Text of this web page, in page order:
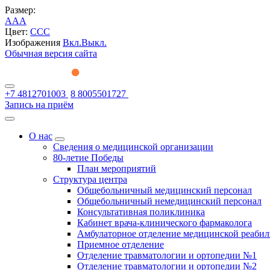
Размер:
AAA
Цвет: CCC
Изображения Вкл.Выкл.
Обычная версия сайта
+7 4812701003 8 8005501727
Запись на приём
О нас
Сведения о медицинской организации
80-летие Победы
План мероприятий
Структура центра
Общебольничный медицинский персонал
Общебольничный немедицинский персонал
Консультативная поликлиника
Кабинет врача-клинического фармаколога
Амбулаторное отделение медицинской
Приемное отделение
Отделение травматологии и ортопедии №1
Отделение травматологии и ортопедии №2